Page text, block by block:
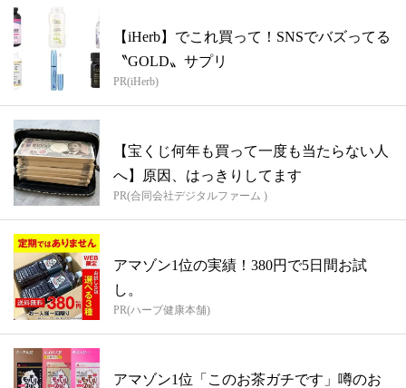
【iHerb】でこれ買って！SNSでバズってる
〝GOLD〟サプリ
PR(iHerb)
【宝くじ何年も買って一度も当たらない人
へ】原因、はっきりしてます
PR(合同会社デジタルファーム )
アマゾン1位の実績！380円で5日間お試
し。
PR(ハーブ健康本舗)
アマゾン1位「このお茶ガチです」噂のお